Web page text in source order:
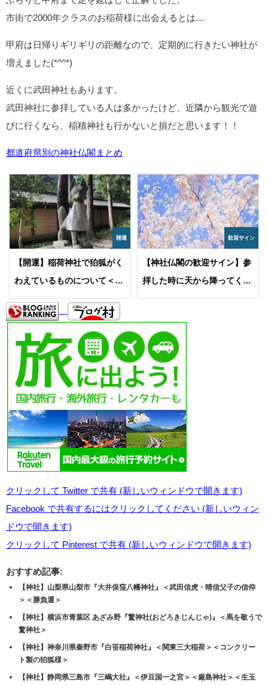
市街で2000年クラスのお稲荷様に出会えるとは…
甲府は日帰りギリギリの距離なので、定期的に行きたい神社が
増えました(*^^*)
近くに武田神社もあります。
武田神社に参拝している人は多かったけど、近隣から観光で遊
びに行くなら、稲積神社も行かないと損だと思います！！
都道府県別の神社仏閣まとめ
開運
【開運】稲荷神社で狛狐がく
わえているものについて＜
＞
歓迎サイン
【神社仏閣の歓迎サイン】参
拝した時に天から降ってくる
クリックして Twitter で共有 (新しいウィンドウで開きます)
Facebook で共有するにはクリックしてください (新しいウィン
ドウで開きます)
クリックして Pinterest で共有 (新しいウィンドウで開きます)
おすすめ記事:
【神社】山梨県山梨市『大井俣窪八幡神社』＜武田信虎・晴信父子の信仰
＞＜勝負運＞
【神社】横浜市青葉区 あざみ野『驚神社(おどろきじんじゃ)』＜馬を敬うで
驚神社＞
【神社】神奈川県秦野市『白笹稲荷神社』＜関東三大稲荷＞＜コンクリー
ト製の狛狐様＞
【神社】静岡県三島市『三嶋大社』＜伊豆国一之宮＞＜厳島神社＞＜生玉